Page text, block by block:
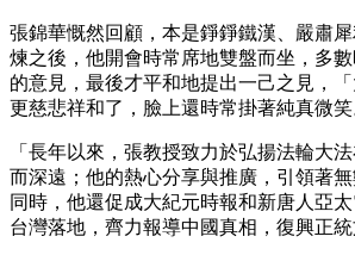
張錦華慨然回顧，本是錚錚鐵漢、嚴肅
煉之後，他開會時常席地雙盤而坐，多
的意見，最後才平和地提出一己之見，
更慈悲祥和了，臉上還時常掛著純真微笑
「長年以來，張教授致力於弘揚法輪大
而深遠；他的熱心分享與推廣，引領著無
同時，他還促成大紀元時報和新唐人亞
台灣落地，齊力報導中國真相，復興正統